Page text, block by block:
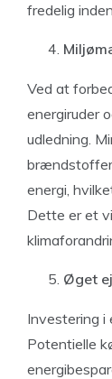
fredelig
Ved at
energiruder
udledning.
energi,
Dette er et
Øget
Investering i
Potentielle